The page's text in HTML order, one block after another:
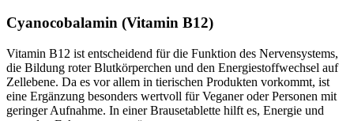
Cyanocobalamin (Vitamin B12)
Vitamin B12 ist entscheidend für die Funktion des Nervensystems,
die Bildung roter Blutkörperchen und den Energiestoffwechsel auf
Zellebene. Da es vor allem in tierischen Produkten vorkommt, ist
eine Ergänzung besonders wertvoll für Veganer oder Personen mit
geringer Aufnahme. In einer Brausetablette hilft es, Energie und